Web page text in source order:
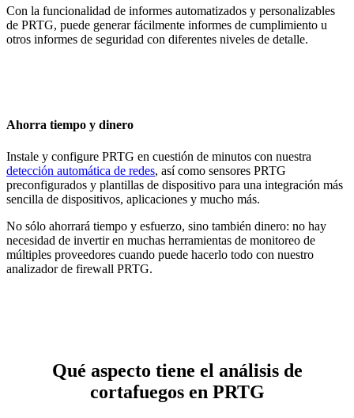
Con la funcionalidad de informes automatizados y personalizables
de PRTG, puede generar fácilmente informes de cumplimiento u
otros informes de seguridad con diferentes niveles de detalle.
Ahorra tiempo y dinero
Instale y configure PRTG en cuestión de minutos con nuestra
detección automática de redes, así como sensores PRTG
preconfigurados y plantillas de dispositivo para una integración más
sencilla de dispositivos, aplicaciones y mucho más.
No sólo ahorrará tiempo y esfuerzo, sino también dinero: no hay
necesidad de invertir en muchas herramientas de monitoreo de
múltiples proveedores cuando puede hacerlo todo con nuestro
analizador de firewall PRTG.
Qué aspecto tiene el análisis de
cortafuegos en PRTG